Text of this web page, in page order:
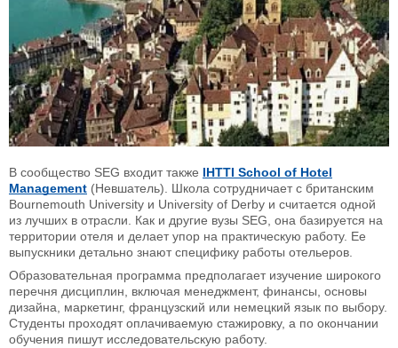
В сообщество SEG входит также IHTTI School of Hotel
Management (Невшатель). Школа сотрудничает с британским
Bournemouth University и University of Derby и считается одной
из лучших в отрасли. Как и другие вузы SEG, она базируется на
территории отеля и делает упор на практическую работу. Ее
выпускники детально знают специфику работы отельеров.
Образовательная программа предполагает изучение широкого
перечня дисциплин, включая менеджмент, финансы, основы
дизайна, маркетинг, французский или немецкий язык по выбору.
Студенты проходят оплачиваемую стажировку, а по окончании
обучения пишут исследовательскую работу.